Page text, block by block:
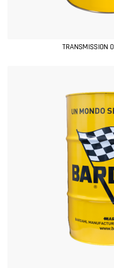
TRANSMISSION